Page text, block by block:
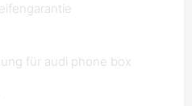
für audi phone box